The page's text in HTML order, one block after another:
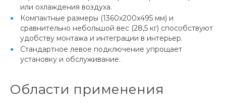
или охлаждения воздуха.
Компактные размеры (1360x200x495 мм) и
сравнительно небольшой вес (28,5 кг) способствуют
удобству монтажа и интеграции в интерьер.
Стандартное левое подключение упрощает
установку и обслуживание.
Области применения